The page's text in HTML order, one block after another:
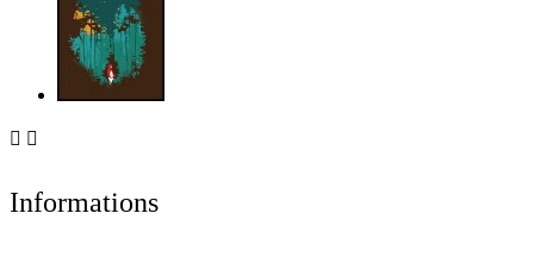
 
Informations